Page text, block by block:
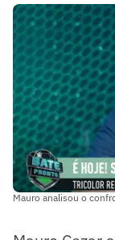
Mauro analisou o